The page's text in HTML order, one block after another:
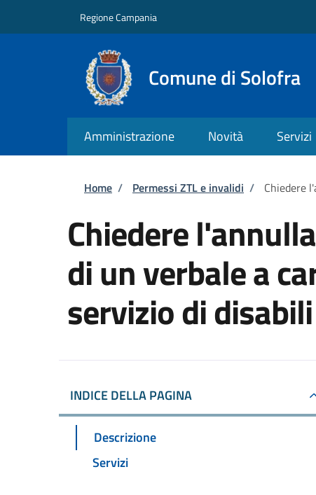
Regione Campania
Comune di Solofra
Amministrazione Novità Servizi
Briciole di pane
Home / Permessi ZTL e invalidi / Chiedere
Chiedere
di un verbale a
servizio di disabili
INDICE DELLA PAGINA
Descrizione
Servizi